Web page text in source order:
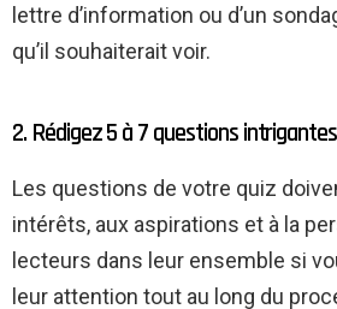
lettre d’information ou d’un
qu’il souhaiterait voir.
2. Rédigez 5 à 7 questions intrigantes
Les questions de votre quiz
intérêts, aux aspirations et à la
lecteurs dans leur ensemble si
leur attention tout au long du